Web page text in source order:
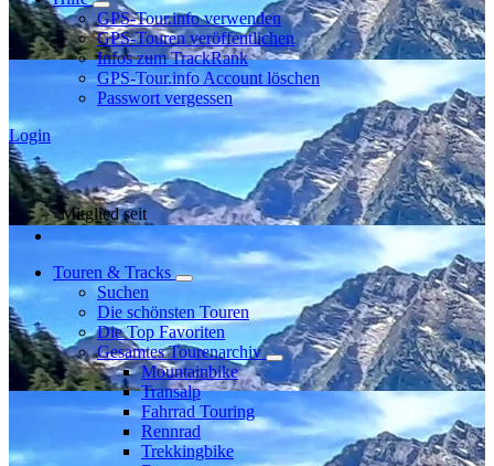
GPS-Tour.info verwenden
GPS-Touren veröffentlichen
Infos zum TrackRank
GPS-Tour.info Account löschen
Passwort vergessen
Login
Mitglied seit
Touren & Tracks
Suchen
Die schönsten Touren
Die Top Favoriten
Gesamtes Tourenarchiv
Mountainbike
Transalp
Fahrrad Touring
Rennrad
Trekkingbike